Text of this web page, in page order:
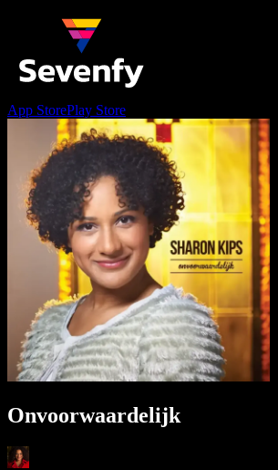
App StorePlay Store
Onvoorwaardelijk